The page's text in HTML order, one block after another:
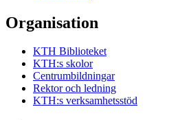
Organisation
KTH Biblioteket
KTH:s skolor
Centrumbildningar
Rektor och ledning
KTH:s verksamhetsstöd